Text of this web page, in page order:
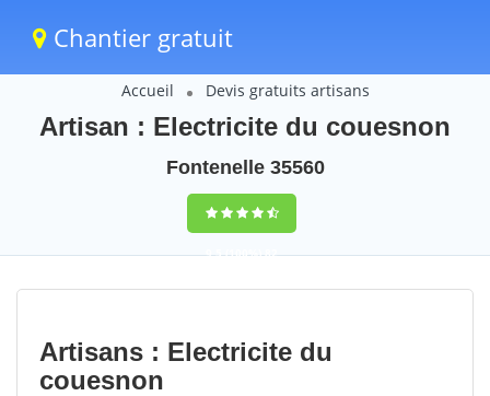
Chantier gratuit
Accueil Devis gratuits artisans
Artisan : Electricite du couesnon
Fontenelle 35560
9,5(100%)82
votes
Artisans : Electricite du
couesnon